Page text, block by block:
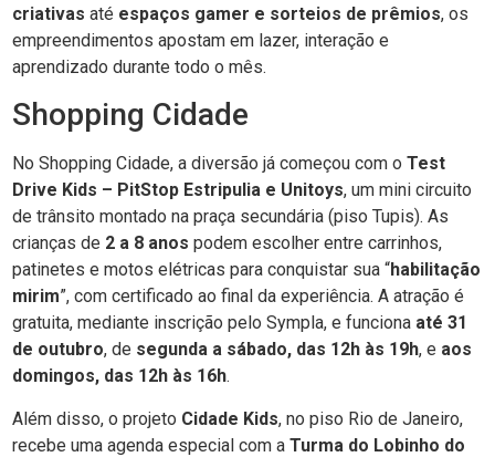
criativas até espaços gamer e sorteios de prêmios, os
empreendimentos apostam em lazer, interação e
aprendizado durante todo o mês.
Shopping Cidade
No Shopping Cidade, a diversão já começou com o Test
Drive Kids – PitStop Estripulia e Unitoys, um mini circuito
de trânsito montado na praça secundária (piso Tupis). As
crianças de 2 a 8 anos podem escolher entre carrinhos,
patinetes e motos elétricas para conquistar sua “habilitação
mirim”, com certificado ao final da experiência. A atração é
gratuita, mediante inscrição pelo Sympla, e funciona até 31
de outubro, de segunda a sábado, das 12h às 19h, e aos
domingos, das 12h às 16h.
Além disso, o projeto Cidade Kids, no piso Rio de Janeiro,
recebe uma agenda especial com a Turma do Lobinho do